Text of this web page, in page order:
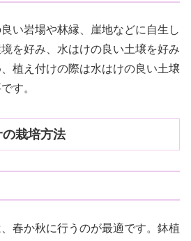
い岩場や林縁、崖地などに自生し
を好み、水はけの良い土壌を好み
植え付けの際は水はけの良い土壌
す。
栽培方法
春か秋に行うのが最適です。鉢植